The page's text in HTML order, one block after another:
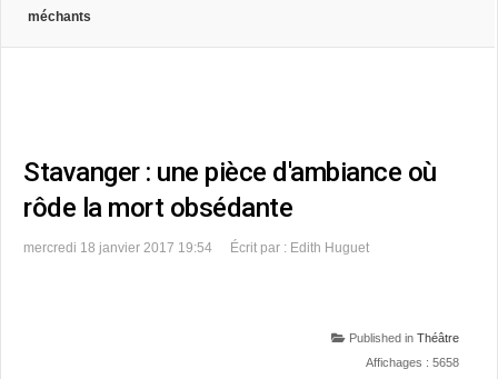
méchants
Stavanger : une pièce d'ambiance où
rôde la mort obsédante
mercredi 18 janvier 2017 19:54 Écrit par : Edith Huguet
Published in Théâtre
Affichages : 5658